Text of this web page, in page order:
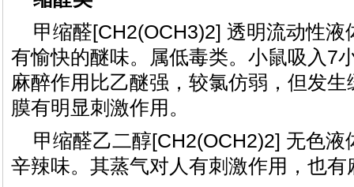
甲缩醛[CH2(OCH3)2] 透明流动性
有愉快的醚味。属低毒类。小鼠吸入7
麻醉作用比乙醚强，较氯仿弱，但发
膜有明显刺激作用。
甲缩醛乙二醇[CH2(OCH2)2] 无色
辛辣味。其蒸气对人有刺激作用，也有